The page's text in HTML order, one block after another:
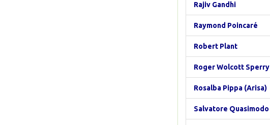
Rajiv Gandhi
Raymond Poincaré
Robert Plant
Roger Wolcott Sperry
Rosalba Pippa (Arisa)
Salvatore Quasimodo